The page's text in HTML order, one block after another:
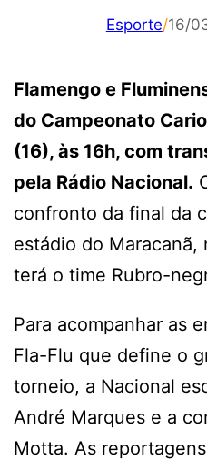
Esporte/16/
Flamengo e
do Campeonato
(16), às 16h, com
pela Rádio Nacional.
confronto da final da
estádio do Maracanã,
terá o time Rubro-
Para acompanhar as
Fla-Flu que define o
torneio, a Nacional
André Marques e a
Motta. As